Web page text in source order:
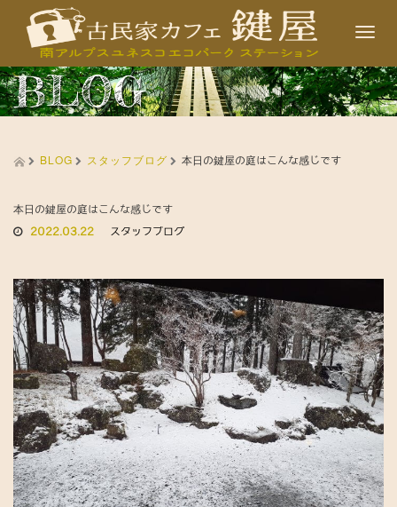
T
o
g
g
a
t
i
o
n
BLOG
BLOG スタッフブログ 本日の鍵屋の庭はこんな感じです
本日の鍵屋の庭はこんな感じです
2022.03.22 スタッフブログ